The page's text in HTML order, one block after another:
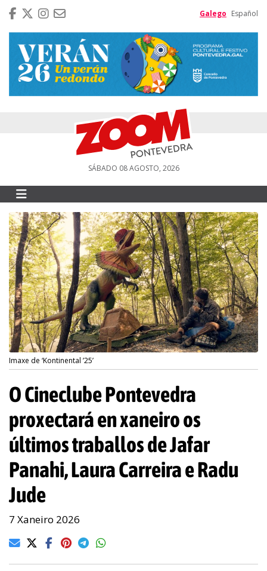
Galego Español
SÁBADO 08 AGOSTO, 2026
Imaxe de ‘Kontinental ’25’
O Cineclube Pontevedra
proxectará en xaneiro os
últimos traballos de Jafar
Panahi, Laura Carreira e Radu
Jude
7 Xaneiro 2026